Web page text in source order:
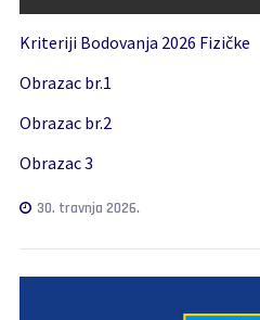
Kriteriji Bodovanja 2026 Fizičke
Obrazac br.1
Obrazac br.2
Obrazac 3
30. travnja 2026.